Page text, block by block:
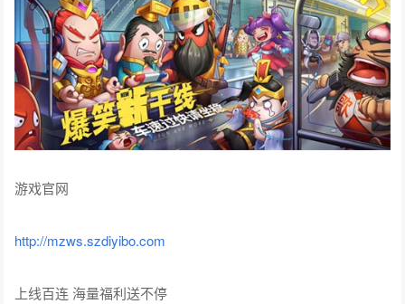
游戏官网
http://mzws.szdiyibo.com
上线百连 海量福利送不停